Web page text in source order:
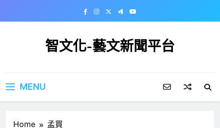
智文化-藝文新聞平台
MENU
Home 孟買